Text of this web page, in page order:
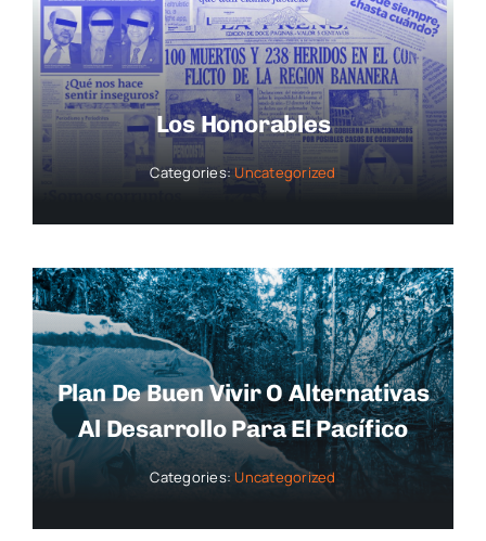
Los Honorables
Categories:Uncategorized
Plan De Buen Vivir O Alternativas
Al Desarrollo Para El Pacífico
Categories:Uncategorized